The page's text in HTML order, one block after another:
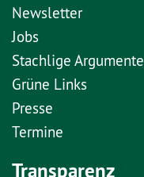
Newsletter
Jobs
Stachlige Argumente
Grüne Links
Presse
Termine
Transparenz